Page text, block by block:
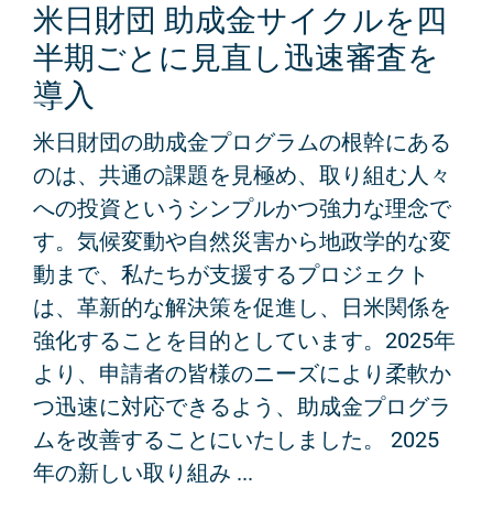
米日財団 助成金サイクルを四
半期ごとに見直し迅速審査を
導入
米日財団の助成金プログラムの根幹にある
のは、共通の課題を見極め、取り組む人々
への投資というシンプルかつ強力な理念で
す。気候変動や自然災害から地政学的な変
動まで、私たちが支援するプロジェクト
は、革新的な解決策を促進し、日米関係を
強化することを目的としています。2025年
より、申請者の皆様のニーズにより柔軟か
つ迅速に対応できるよう、助成金プログラ
ムを改善することにいたしました。 2025
年の新しい取り組み ...